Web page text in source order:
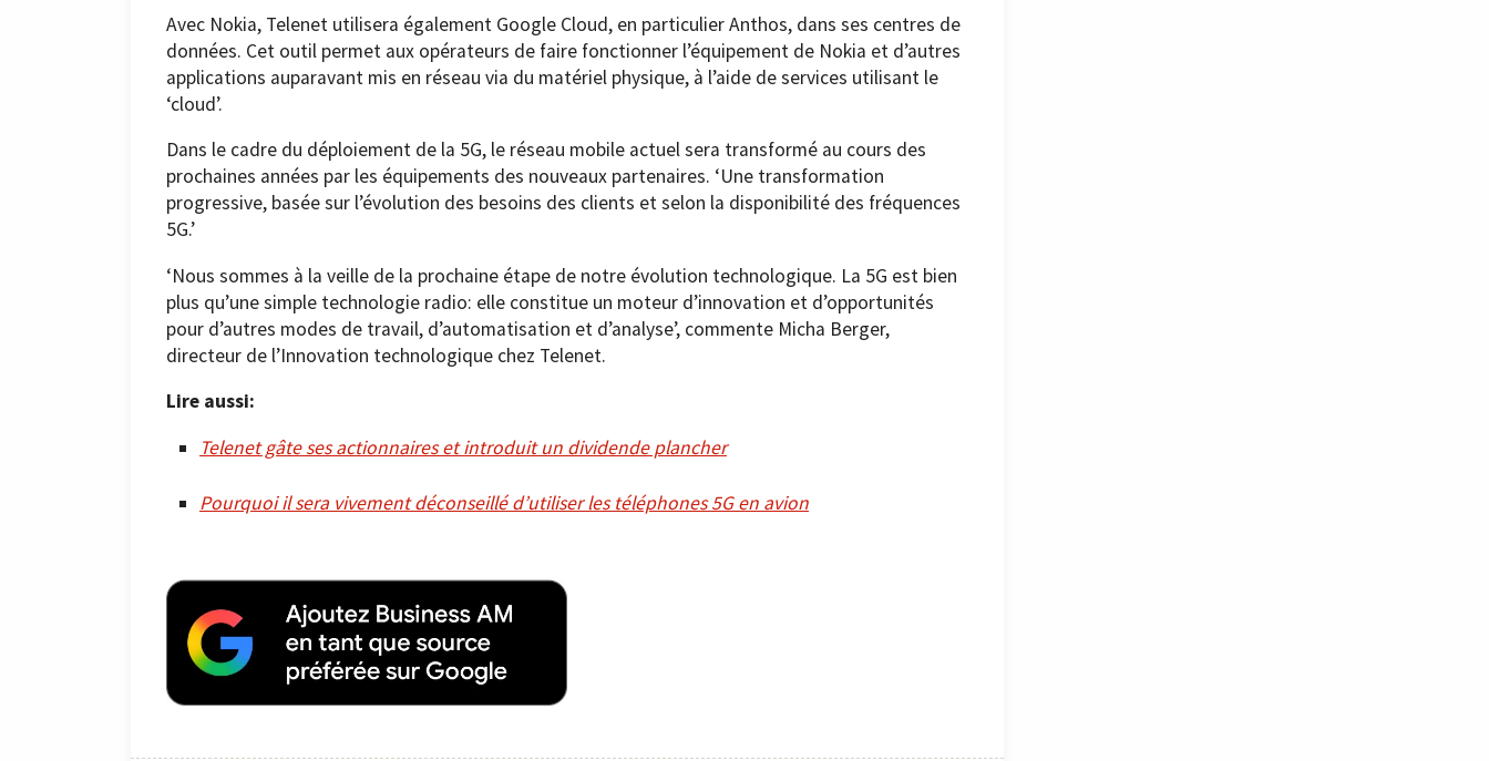
Avec Nokia, Telenet utilisera également Google Cloud, en particulier Anthos, dans ses centres de
données. Cet outil permet aux opérateurs de faire fonctionner l’équipement de Nokia et d’autres
applications auparavant mis en réseau via du matériel physique, à l’aide de services utilisant le
‘cloud’.
Dans le cadre du déploiement de la 5G, le réseau mobile actuel sera transformé au cours des
prochaines années par les équipements des nouveaux partenaires. ‘Une transformation
progressive, basée sur l’évolution des besoins des clients et selon la disponibilité des fréquences
5G.’
‘Nous sommes à la veille de la prochaine étape de notre évolution technologique. La 5G est bien
plus qu’une simple technologie radio: elle constitue un moteur d’innovation et d’opportunités
pour d’autres modes de travail, d’automatisation et d’analyse’, commente Micha Berger,
directeur de l’Innovation technologique chez Telenet.
Lire aussi:
Telenet gâte ses actionnaires et introduit un dividende plancher
Pourquoi il sera vivement déconseillé d’utiliser les téléphones 5G en avion